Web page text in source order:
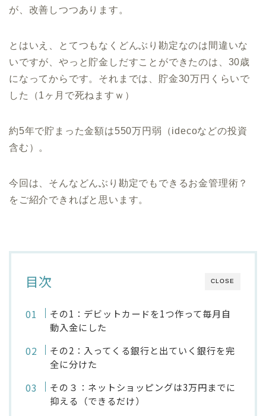
が、改善しつつあります。
とはいえ、とてつもなくどんぶり勘定なのは間違いな
いですが、やっと貯金しだすことができたのは、30歳
になってからです。それまでは、貯金30万円くらいで
した（1ヶ月で死ねますｗ）
約5年で貯まった金額は550万円弱（idecoなどの投資
含む）。
今回は、そんなどんぶり勘定でもできるお金管理術？
をご紹介できればと思います。
CLOSE
目次
その1：デビットカードを1つ作って毎月自
動入金にした
その2：入ってくる銀行と出ていく銀行を完
全に分けた
その３：ネットショッピングは3万円までに
抑える（できるだけ）